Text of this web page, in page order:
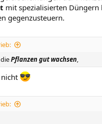
mit spezialisierten Düngern
gegenzusteuern.
Pflanzen gut wachsen,
nicht